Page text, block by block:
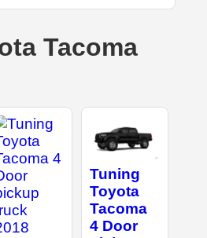
Tacoma
Tuning
Toyota
Tacoma
4 Door